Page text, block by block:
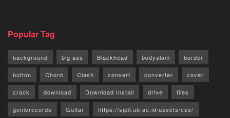
Popular Tag
background big ass Blackhead bodyslam border
button Chord Clash convert converter cover
crack download Download Install drive files
genierecords Guitar https://sipil.ub.ac.id/assets/css/